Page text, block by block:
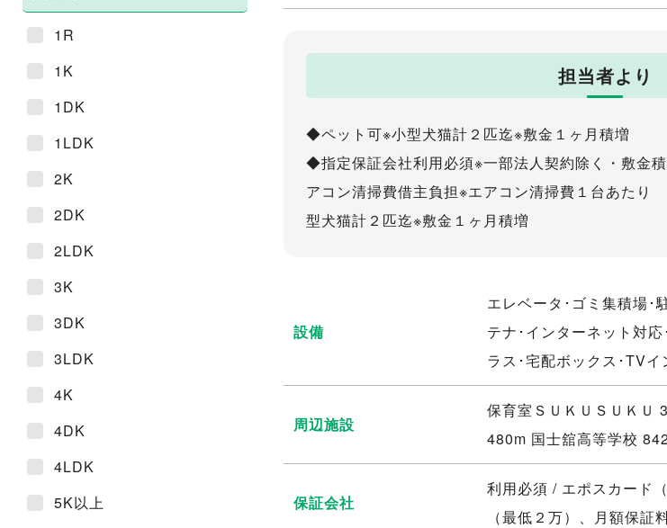
1R
1K
1DK
1LDK
2K
2DK
2LDK
3K
3DK
3LDK
4K
4DK
4LDK
5K以上
担当者より
◆ペット可※小型犬猫計２匹迄※敷金１ヶ月積増
◆指定保証会社利用必須※一部法人契約除く・敷金
アコン清掃費借主負担※エアコン清掃費１台あた
型犬猫計２匹迄※敷金１ヶ月積増
設備
エレベータ･ゴミ集積場･
テナ･インターネット対
ラス･宅配ボックス･TVイ
周辺施設
保育室ＳＵＫＵＳＵＫＵ
480m 国士舘高等学校
保証会社
利用必須 / エポスカード
（最低２万）、月額保証